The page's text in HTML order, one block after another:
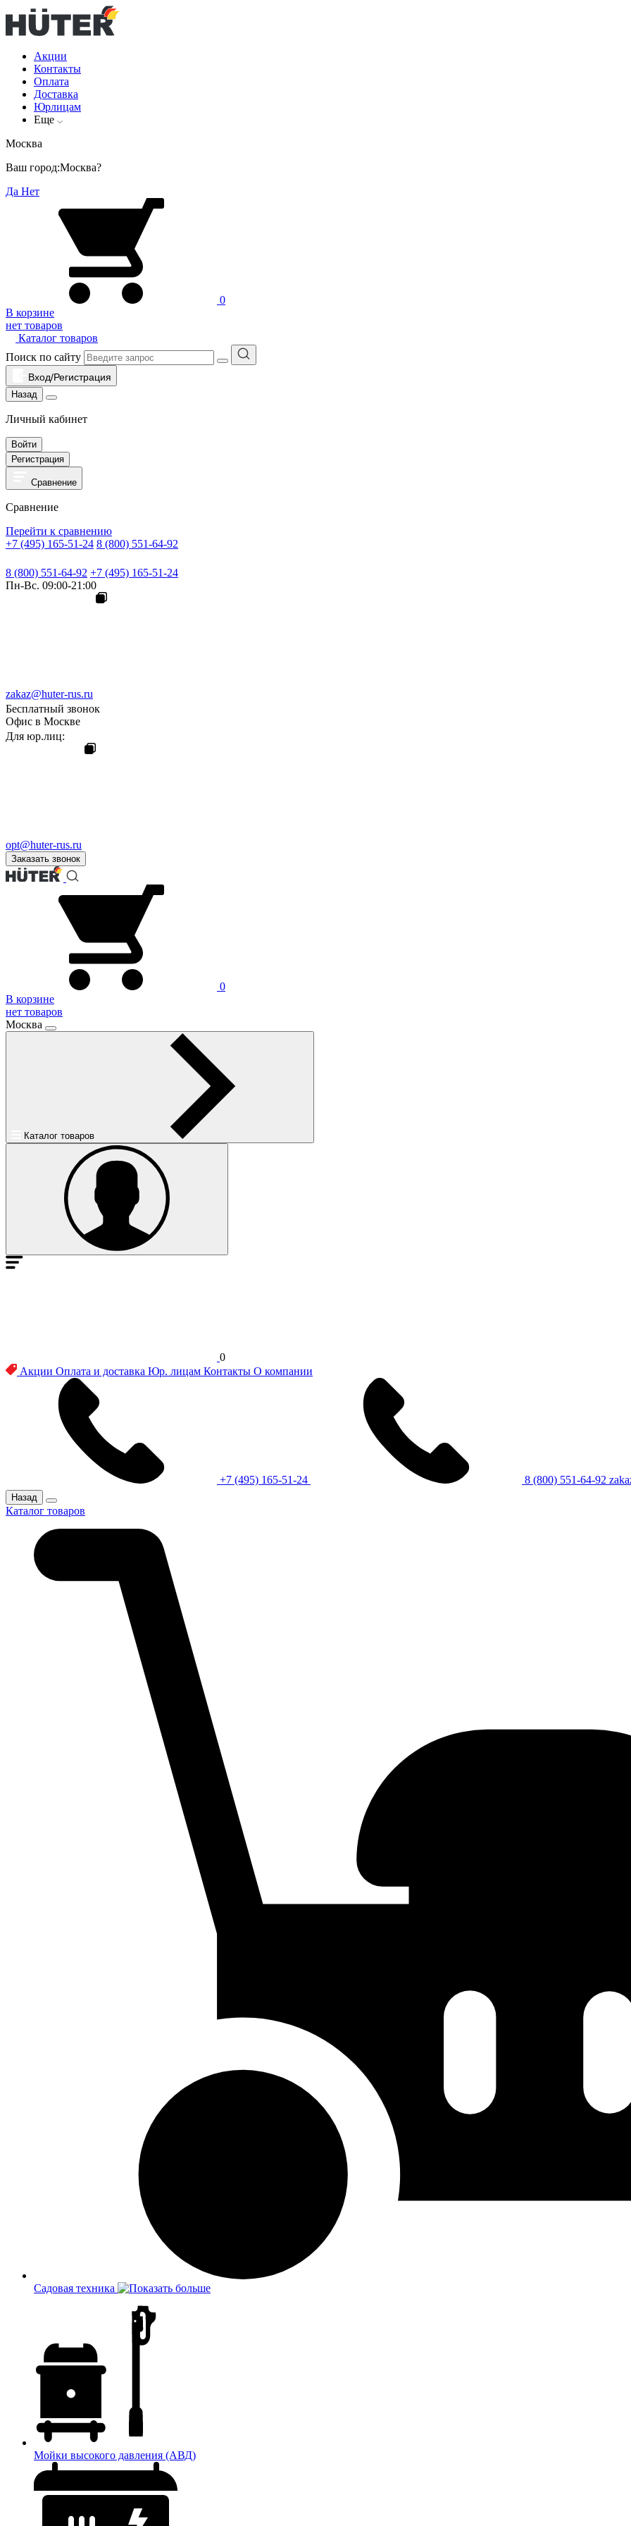
Акции
Контакты
Оплата
Доставка
Юрлицам
Еще
Москва
Ваш город:Москва?
Да Нет
0
В корзине
нет товаров
Каталог товаров
Поиск по сайту
Вход/Регистрация
Назад
Личный кабинет
Войти
Регистрация
Сравнение
Сравнение
Перейти к сравнению
+7 (495) 165-51-24 8 (800) 551-64-92
8 (800) 551-64-92 +7 (495) 165-51-24
Пн-Вс. 09:00-21:00
zakaz@huter-rus.ru
Бесплатный звонок
Офис в Москве
Для юр.лиц:
opt@huter-rus.ru
Заказать звонок
0
В корзине
нет товаров
Москва
Каталог товаров
0
Акции Оплата и доставка Юр. лицам Контакты О компании
+7 (495) 165-51-24 8 (800) 551-64-92
Назад
Каталог товаров
Садовая техника
Мойки высокого давления (АВД)